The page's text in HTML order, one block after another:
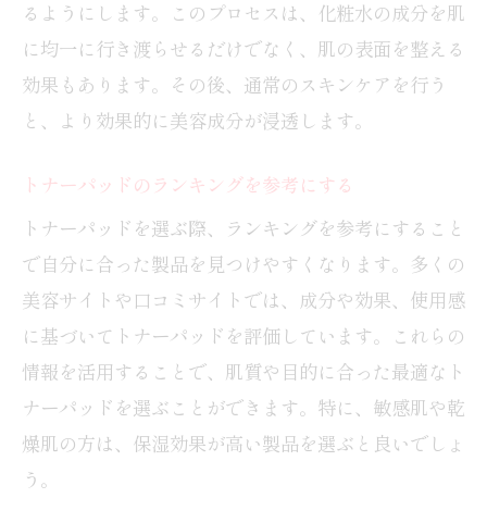
るようにします。このプロセスは、化粧水の成分を肌
に均一に行き渡らせるだけでなく、肌の表面を整える
効果もあります。その後、通常のスキンケアを行う
と、より効果的に美容成分が浸透します。
トナーパッドのランキングを参考にする
トナーパッドを選ぶ際、ランキングを参考にすること
で自分に合った製品を見つけやすくなります。多くの
美容サイトや口コミサイトでは、成分や効果、使用感
に基づいてトナーパッドを評価しています。これらの
情報を活用することで、肌質や目的に合った最適なト
ナーパッドを選ぶことができます。特に、敏感肌や乾
燥肌の方は、保湿効果が高い製品を選ぶと良いでしょ
う。